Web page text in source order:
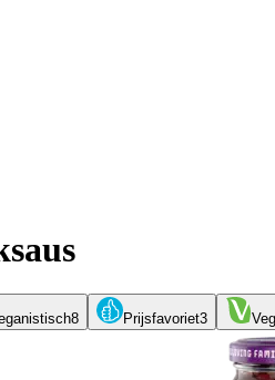
8 Prijsfavoriet3